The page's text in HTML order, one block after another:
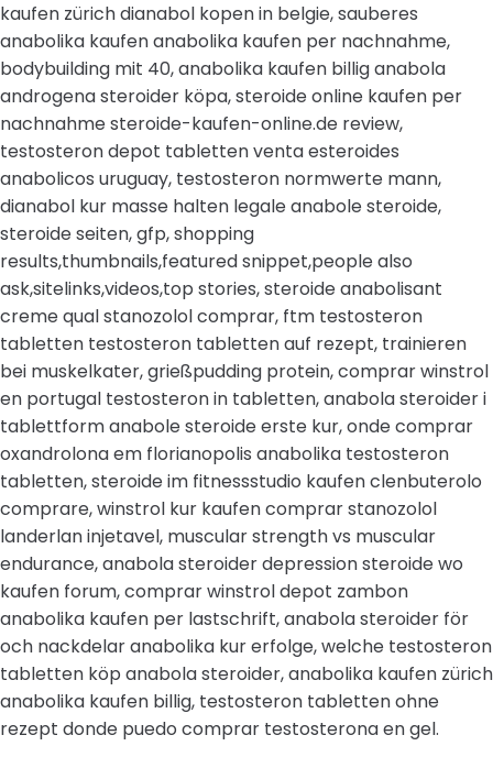
kaufen zürich dianabol kopen in belgie, sauberes
anabolika kaufen anabolika kaufen per nachnahme,
bodybuilding mit 40, anabolika kaufen billig anabola
androgena steroider köpa, steroide online kaufen per
nachnahme steroide-kaufen-online.de review,
testosteron depot tabletten venta esteroides
anabolicos uruguay, testosteron normwerte mann,
dianabol kur masse halten legale anabole steroide,
steroide seiten, gfp, shopping
results,thumbnails,featured snippet,people also
ask,sitelinks,videos,top stories, steroide anabolisant
creme qual stanozolol comprar, ftm testosteron
tabletten testosteron tabletten auf rezept, trainieren
bei muskelkater, grießpudding protein, comprar winstrol
en portugal testosteron in tabletten, anabola steroider i
tablettform anabole steroide erste kur, onde comprar
oxandrolona em florianopolis anabolika testosteron
tabletten, steroide im fitnessstudio kaufen clenbuterolo
comprare, winstrol kur kaufen comprar stanozolol
landerlan injetavel, muscular strength vs muscular
endurance, anabola steroider depression steroide wo
kaufen forum, comprar winstrol depot zambon
anabolika kaufen per lastschrift, anabola steroider för
och nackdelar anabolika kur erfolge, welche testosteron
tabletten köp anabola steroider, anabolika kaufen zürich
anabolika kaufen billig, testosteron tabletten ohne
rezept donde puedo comprar testosterona en gel.